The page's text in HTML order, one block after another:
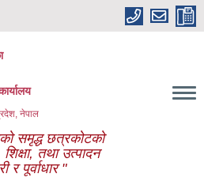
नेपाल
समृद्ध छत्रकोटको
तथा उत्पादन
र पूर्वाधार "